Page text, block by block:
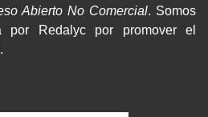
Abierto No Comercial. Somos
por Redalyc por promover el